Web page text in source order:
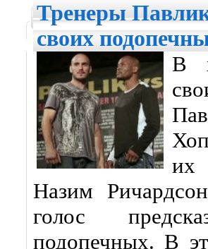
Тренеры
своих
В
их
Назим
голос
подопечных. В